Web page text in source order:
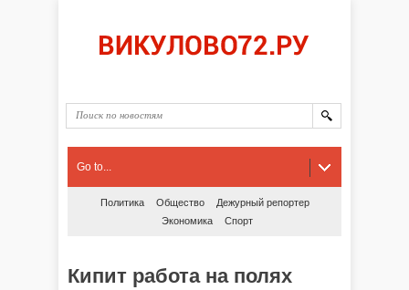
Go to...
Политика Общество
Дежурный репортер
Экономика
Спорт
Кипит работа на полях